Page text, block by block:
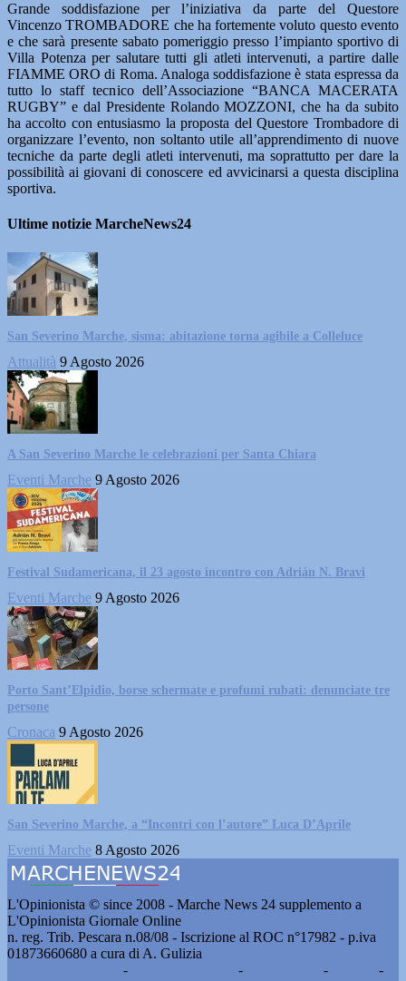
Grande soddisfazione per l’iniziativa da parte del Questore
Vincenzo TROMBADORE che ha fortemente voluto questo evento
e che sarà presente sabato pomeriggio presso l’impianto sportivo di
Villa Potenza per salutare tutti gli atleti intervenuti, a partire dalle
FIAMME ORO di Roma. Analoga soddisfazione è stata espressa da
tutto lo staff tecnico dell’Associazione “BANCA MACERATA
RUGBY” e dal Presidente Rolando MOZZONI, che ha da subito
ha accolto con entusiasmo la proposta del Questore Trombadore di
organizzare l’evento, non soltanto utile all’apprendimento di nuove
tecniche da parte degli atleti intervenuti, ma soprattutto per dare la
possibilità ai giovani di conoscere ed avvicinarsi a questa disciplina
sportiva.
Ultime notizie MarcheNews24
San Severino Marche, sisma: abitazione torna agibile a Colleluce
Attualità 9 Agosto 2026
A San Severino Marche le celebrazioni per Santa Chiara
Eventi Marche 9 Agosto 2026
Festival Sudamericana, il 23 agosto incontro con Adrián N. Bravi
Eventi Marche 9 Agosto 2026
Porto Sant’Elpidio, borse schermate e profumi rubati: denunciate tre
persone
Cronaca 9 Agosto 2026
San Severino Marche, a “Incontri con l’autore” Luca D’Aprile
Eventi Marche 8 Agosto 2026
L'Opinionista © since 2008 - Marche News 24 supplemento a
L'Opinionista Giornale Online
n. reg. Trib. Pescara n.08/08 - Iscrizione al ROC n°17982 - p.iva
01873660680 a cura di A. Gulizia
- - -
-